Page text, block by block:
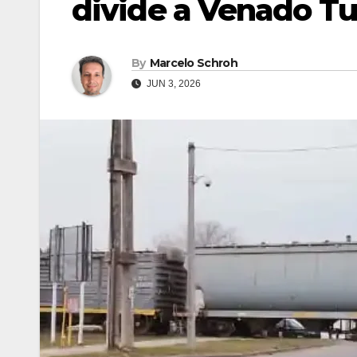
divide a Venado
By Marcelo Schroh
JUN 3, 2026